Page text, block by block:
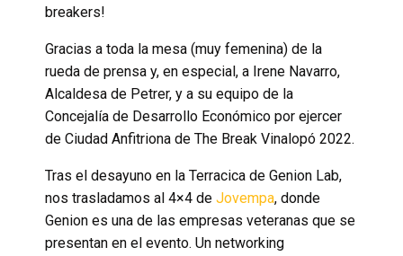
breakers!
Gracias a toda la mesa (muy femenina) de la
rueda de prensa y, en especial, a Irene Navarro,
Alcaldesa de Petrer, y a su equipo de la
Concejalía de Desarrollo Económico por ejercer
de Ciudad Anfitriona de The Break Vinalopó 2022.
Tras el desayuno en la Terracica de Genion Lab,
nos trasladamos al 4×4 de Jovempa, donde
Genion es una de las empresas veteranas que se
presentan en el evento. Un networking